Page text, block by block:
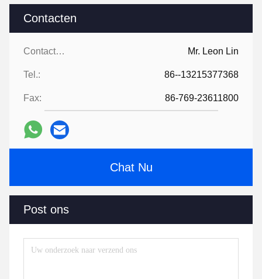
Contacten
Contacten: Mr. Leon Lin
Tel.: 86--13215377368
Fax: 86-769-23611800
Chat Nu
Post ons